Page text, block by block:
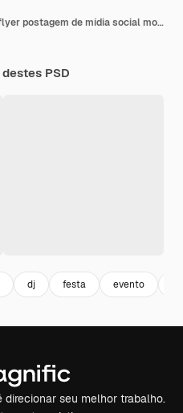
Ladies night dj night party flyer postagem de mídia social modelo de banner PSD
PSD
dj festa evento
seu melhor trabalho.